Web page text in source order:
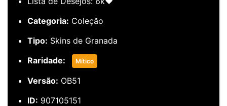
Categoria: Coleção
Tipo: Skins de Granada
Raridade:
Mítico
Versão: OB51
ID: 907105151